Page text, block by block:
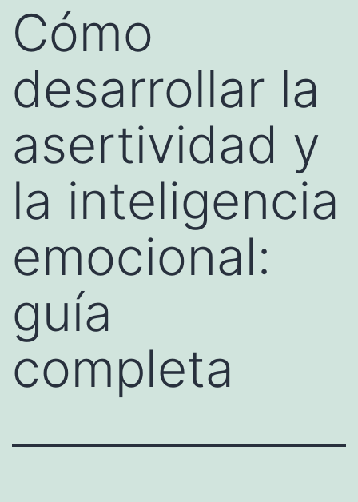
Cómo
desarrollar la
asertividad y
la inteligencia
emocional:
guía
completa